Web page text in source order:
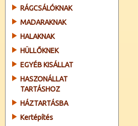
RÁGCSÁLÓKNAK
MADARAKNAK
HALAKNAK
HÜLLŐKNEK
EGYÉB KISÁLLAT
HASZONÁLLAT
TARTÁSHOZ
HÁZTARTÁSBA
Kertépítés